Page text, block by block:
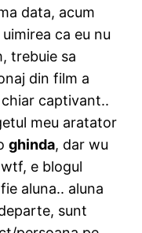
data, acum
ca eu nu
trebuie sa
din film a
captivant..
meu aratator
ghinda, dar wu
e blogul
aluna.. aluna
sunt